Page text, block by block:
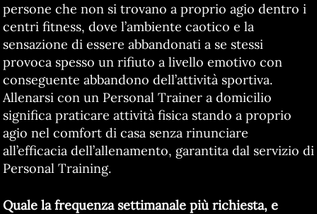
persone che non si trovano a proprio agio dentro i
centri fitness, dove l’ambiente caotico e la
sensazione di essere abbandonati a se stessi
provoca spesso un rifiuto a livello emotivo con
conseguente abbandono dell’attività sportiva.
Allenarsi con un Personal Trainer a domicilio
significa praticare attività fisica stando a proprio
agio nel comfort di casa senza rinunciare
all’efficacia dell’allenamento, garantita dal servizio di
Personal Training.
Quale la frequenza settimanale più richiesta, e